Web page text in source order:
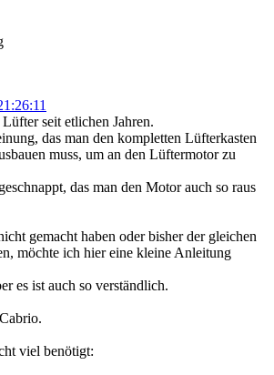
seit etlichen Jahren.
das man den kompletten Lüfterkasten
muss, um an den Lüftermotor zu
das man den Motor auch so raus
gemacht haben oder bisher der gleichen
möchte ich hier eine kleine Anleitung
es ist auch so verständlich.
viel benötigt: